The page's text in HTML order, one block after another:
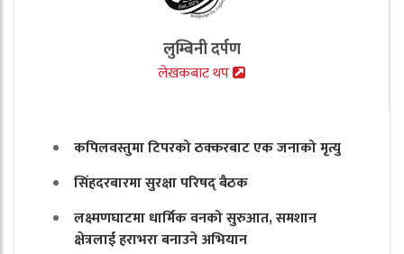
लुम्बिनी दर्पण
लेखकबाट थप
कपिलवस्तुमा टिपरको ठक्करबाट एक जनाको मृत्यु
सिंहदरबारमा सुरक्षा परिषद् बैठक
लक्ष्मणघाटमा धार्मिक वनको सुरुआत, समशान
क्षेत्रलाई हराभरा बनाउने अभियान